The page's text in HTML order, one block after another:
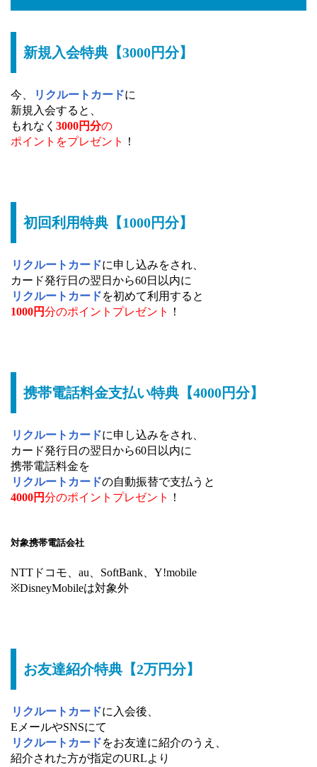
新規入会特典【3000円分】
今、 リクルートカードに
新規入会すると、
もれなく 3000円分の
ポイントをプレゼント
！
初回利用特典【1000円分】
リクルートカードに申し込みをされ、
カード発行日の翌日から60日以内に
リクルートカードを初めて利用すると
1000円分のポイントプレゼント ！
携帯電話料金支払い特典【4000円分】
リクルートカードに申し込みをされ、
カード発行日の翌日から60日以内に
携帯電話料金を
リクルートカードの自動振替で支払うと
4000円分のポイントプレゼント ！
対象携帯電話会社
NTTドコモ、au、SoftBank、Y!mobile
※DisneyMobileは対象外
お友達紹介特典【2万円分】
リクルートカードに入会後、
EメールやSNSにて
リクルートカードをお友達に紹介のうえ、
紹介された方が指定のURLより